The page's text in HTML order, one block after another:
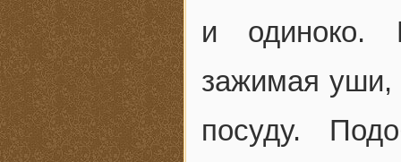
и одиноко.
зажимая уши,
посуду.